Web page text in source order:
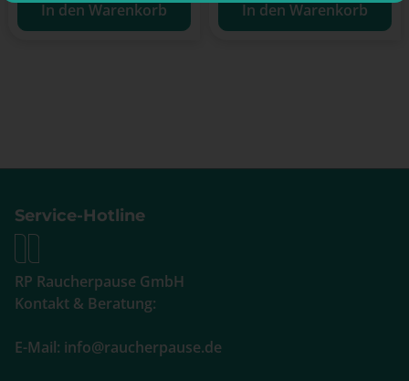
In den Warenkorb In den Warenkorb
Service-Hotline
RP Raucherpause GmbH
Kontakt & Beratung:
E-Mail: info@raucherpause.de